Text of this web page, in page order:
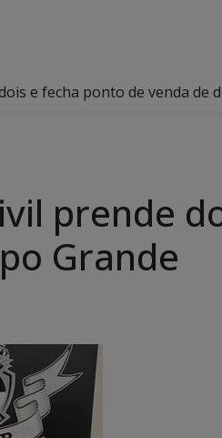
e fecha ponto de venda de
prende
Grande